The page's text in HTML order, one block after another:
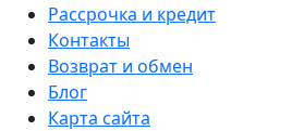
Рассрочка и кредит
Контакты
Возврат и обмен
Блог
Карта сайта